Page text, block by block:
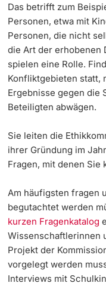
Das betrifft zum
Personen, etwa mit
Personen, die nicht
die Art der erhobenen
spielen eine Rolle.
Konfliktgebieten statt,
Ergebnisse gegen die
Beteiligten abwägen.
Sie leiten die
ihrer Gründung im
Fragen, mit denen Sie
Am häufigsten fragen
begutachtet werden
kurzen Fragenkatalog
Wissenschaftlerinnen
Projekt der
vorgelegt werden
Interviews mit